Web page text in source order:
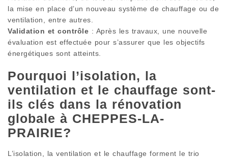
la mise en place d’un nouveau système de chauffage ou de
ventilation, entre autres.
Validation et contrôle : Après les travaux, une nouvelle
évaluation est effectuée pour s’assurer que les objectifs
énergétiques sont atteints.
Pourquoi l’isolation, la
ventilation et le chauffage sont-
ils clés dans la rénovation
globale à CHEPPES-LA-
PRAIRIE?
L’isolation, la ventilation et le chauffage forment le trio